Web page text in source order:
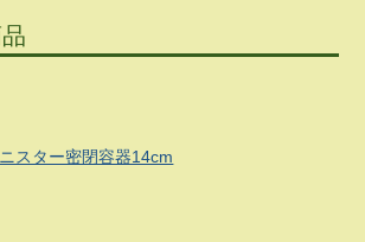
スター密閉容器14cm